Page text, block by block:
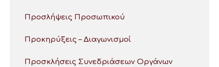
Προσλήψεις Προσωπικού
Προκηρύξεις – Διαγωνισμοί
Προσκλήσεις Συνεδριάσεων Οργάνων